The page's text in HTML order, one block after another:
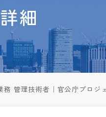
細
務 管理技術者｜官公庁プロジ